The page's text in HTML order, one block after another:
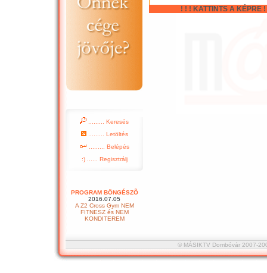
! ! ! KATTINTS A KÉPRE
......... Keresés
......... Letöltés
......... Belépés
:) ...... Regisztrálj
PROGRAM BÖNGÉSZÕ
2016.07.05
A Z2 Cross Gym NEM
FITNESZ és NEM
KONDITEREM
© MÁSIKTV Dombóvár 2007-